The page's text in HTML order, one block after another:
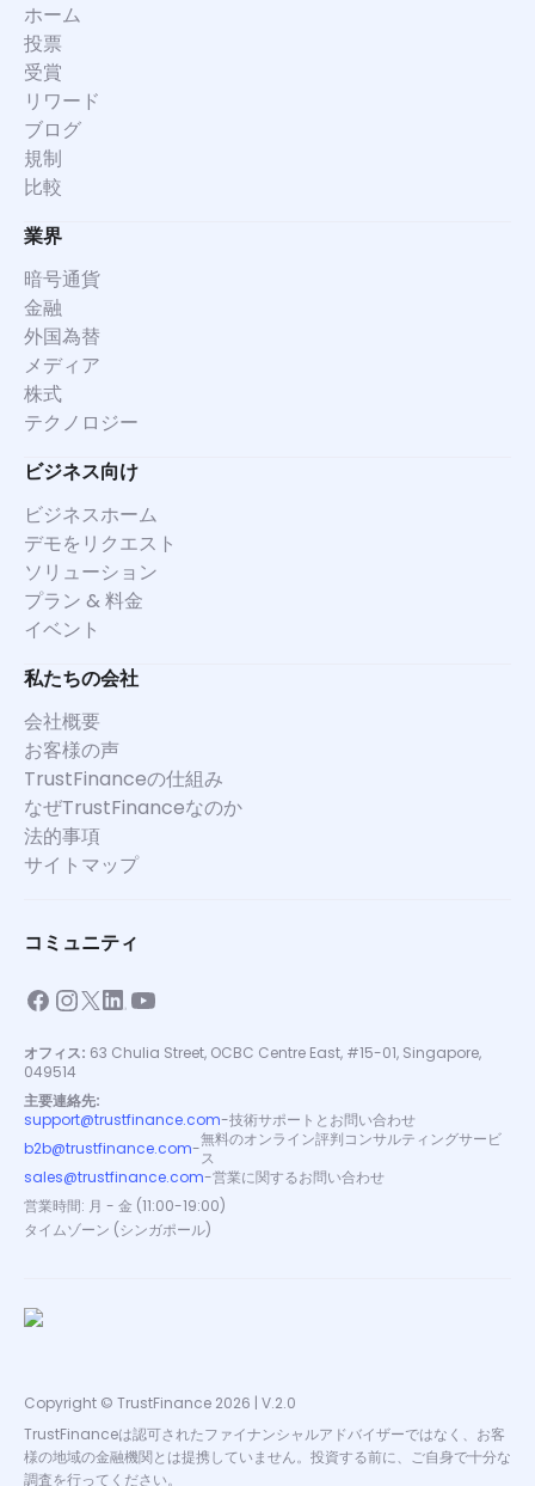
ホーム
投票
受賞
リワード
ブログ
規制
比較
業界
暗号通貨
金融
外国為替
メディア
株式
テクノロジー
ビジネス向け
ビジネスホーム
デモをリクエスト
ソリューション
プラン & 料金
イベント
私たちの会社
会社概要
お客様の声
TrustFinanceの仕組み
なぜTrustFinanceなのか
法的事項
サイトマップ
コミュニティ
オフィス: 63 Chulia Street, OCBC Centre East, #15-01, Singapore,
049514
主要連絡先:
support@trustfinance.com-技術サポートとお問い合わせ
b2b@trustfinance.com-無料のオンライン評判コンサルティングサービ
ス
sales@trustfinance.com-営業に関するお問い合わせ
営業時間: 月 - 金 (11:00-19:00)
タイムゾーン (シンガポール)
Copyright © TrustFinance 2026 | V.2.0
TrustFinanceは認可されたファイナンシャルアドバイザーではなく、お客
様の地域の金融機関とは提携していません。投資する前に、ご自身で十分な
調査を行ってください。